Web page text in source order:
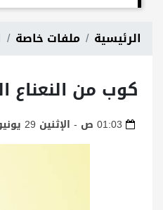
الرئيسية ملفات خاصة
كوب من النعناع